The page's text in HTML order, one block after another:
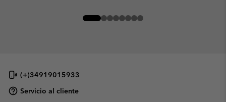
(+)34919015933
Servicio al cliente